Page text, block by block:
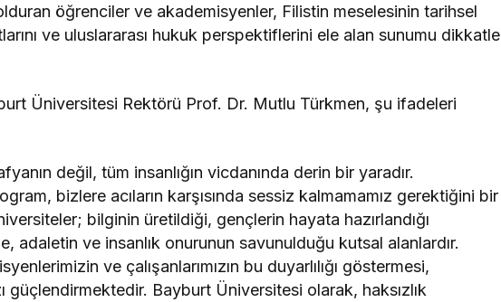
öğrenciler ve akademisyenler, Filistin meselesinin tarihsel
ve uluslararası hukuk perspektiflerini ele alan sunumu dikkatle
Üniversitesi Rektörü Prof. Dr. Mutlu Türkmen, şu ifadeleri
değil, tüm insanlığın vicdanında derin bir yaradır.
bizlere acıların karşısında sessiz kalmamamız gerektiğini bir
bilginin üretildiği, gençlerin hayata hazırlandığı
adaletin ve insanlık onurunun savunulduğu kutsal alanlardır.
ve çalışanlarımızın bu duyarlılığı göstermesi,
güçlendirmektedir. Bayburt Üniversitesi olarak, haksızlık